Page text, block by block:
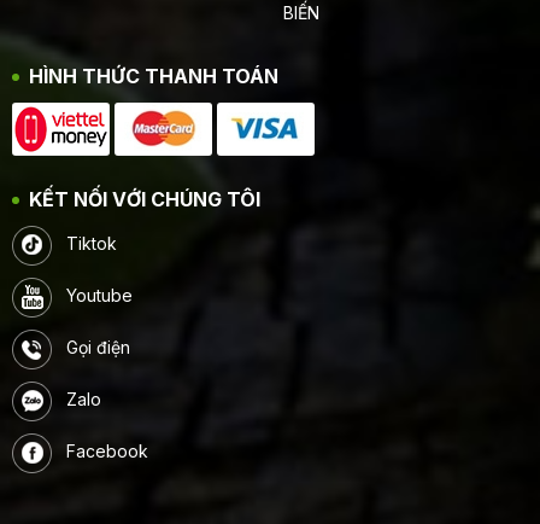
BIẾN
HÌNH THỨC THANH TOÁN
KẾT NỐI VỚI CHÚNG TÔI
Tiktok
Youtube
Gọi điện
Zalo
Facebook